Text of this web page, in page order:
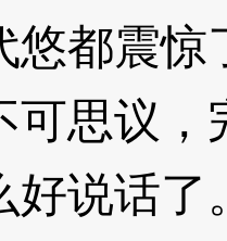
都震惊
思议，
好说话了